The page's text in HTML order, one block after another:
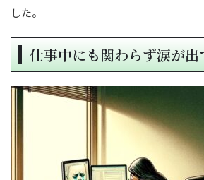
した。
仕事中にも関わらず涙が出